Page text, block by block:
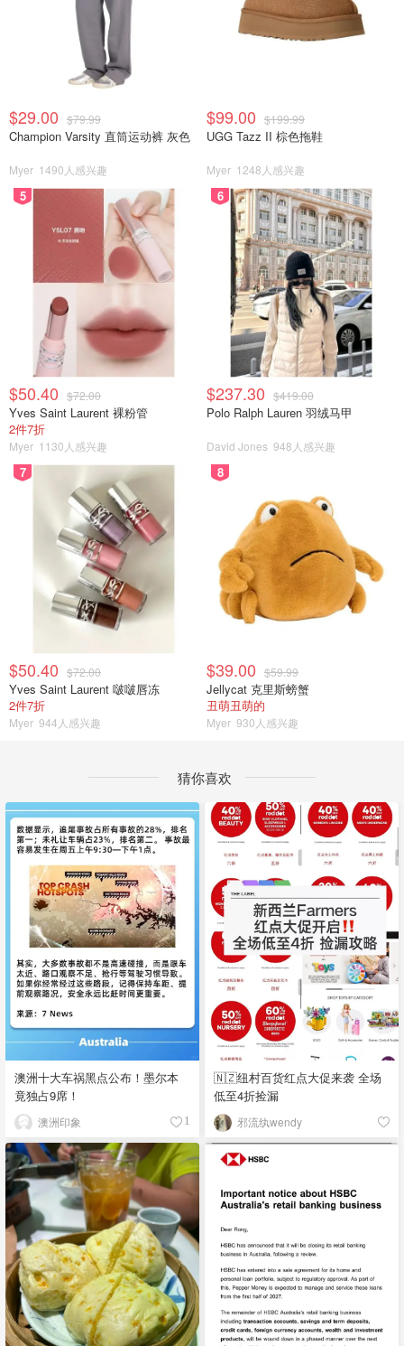
$29.00 $79.99
Champion Varsity 直筒运动裤 灰色
Myer 1490人感兴趣
$99.00 $199.99
UGG Tazz II 棕色拖鞋
Myer 1248人感兴趣
5
$50.40 $72.00
Yves Saint Laurent 裸粉管
2件7折
Myer 1130人感兴趣
6
$237.30 $419.00
Polo Ralph Lauren 羽绒马甲
David Jones 948人感兴趣
7
$50.40 $72.00
Yves Saint Laurent 啵啵唇冻
2件7折
Myer 944人感兴趣
8
$39.00 $59.99
Jellycat 克里斯螃蟹
丑萌丑萌的
Myer 930人感兴趣
猜你喜欢
澳洲十大车祸黑点公布！墨尔本
竟独占9席！
澳洲印象 1
🇳🇿纽村百货红点大促来袭 全场
低至4折捡漏
邪流纨wendy